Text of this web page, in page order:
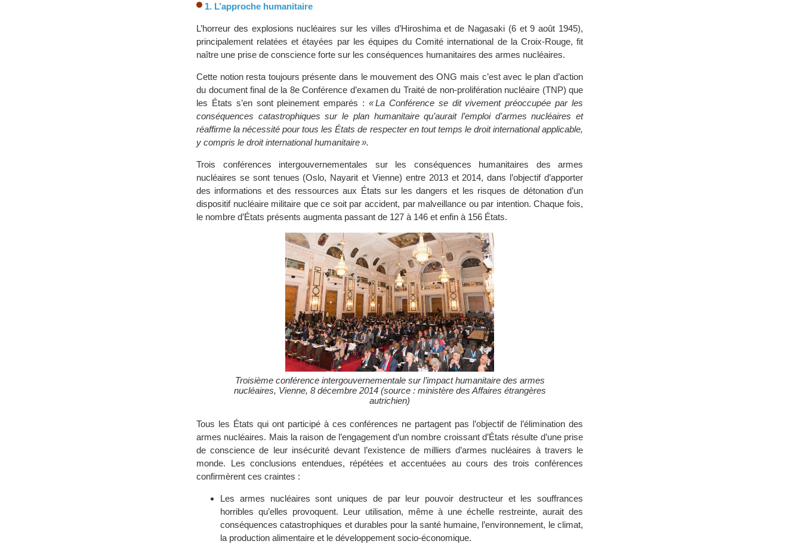
1. L’approche humanitaire
L’horreur des explosions nucléaires sur les villes d’Hiroshima et de Nagasaki (6 et 9 août 1945),
principalement relatées et étayées par les équipes du Comité international de la Croix-Rouge, fit
naître une prise de conscience forte sur les conséquences humanitaires des armes nucléaires.
Cette notion resta toujours présente dans le mouvement des ONG mais c’est avec le plan d’action
du document final de la 8e Conférence d’examen du Traité de non-prolifération nucléaire (TNP) que
les États s’en sont pleinement emparés : « La Conférence se dit vivement préoccupée par les
conséquences catastrophiques sur le plan humanitaire qu’aurait l’emploi d’armes nucléaires et
réaffirme la nécessité pour tous les États de respecter en tout temps le droit international applicable,
y compris le droit international humanitaire ».
Trois conférences intergouvernementales sur les conséquences humanitaires des armes
nucléaires se sont tenues (Oslo, Nayarit et Vienne) entre 2013 et 2014, dans l’objectif d’apporter
des informations et des ressources aux États sur les dangers et les risques de détonation d’un
dispositif nucléaire militaire que ce soit par accident, par malveillance ou par intention. Chaque fois,
le nombre d’États présents augmenta passant de 127 à 146 et enfin à 156 États.
Troisième conférence intergouvernementale sur l’impact humanitaire des armes
nucléaires, Vienne, 8 décembre 2014 (source : ministère des Affaires étrangères
autrichien)
Tous les États qui ont participé à ces conférences ne partagent pas l’objectif de l’élimination des
armes nucléaires. Mais la raison de l’engagement d’un nombre croissant d’États résulte d’une prise
de conscience de leur insécurité devant l’existence de milliers d’armes nucléaires à travers le
monde. Les conclusions entendues, répétées et accentuées au cours des trois conférences
confirmèrent ces craintes :
Les armes nucléaires sont uniques de par leur pouvoir destructeur et les souffrances
horribles qu’elles provoquent. Leur utilisation, même à une échelle restreinte, aurait des
conséquences catastrophiques et durables pour la santé humaine, l’environnement, le climat,
la production alimentaire et le développement socio-économique.